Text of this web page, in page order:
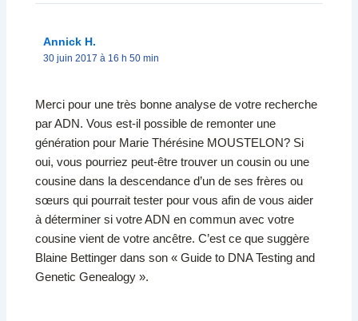
Annick H.
30 juin 2017 à 16 h 50 min
Merci pour une très bonne analyse de votre recherche
par ADN. Vous est-il possible de remonter une
génération pour Marie Thérésine MOUSTELON? Si
oui, vous pourriez peut-être trouver un cousin ou une
cousine dans la descendance d’un de ses frères ou
sœurs qui pourrait tester pour vous afin de vous aider
à déterminer si votre ADN en commun avec votre
cousine vient de votre ancêtre. C’est ce que suggère
Blaine Bettinger dans son « Guide to DNA Testing and
Genetic Genealogy ».